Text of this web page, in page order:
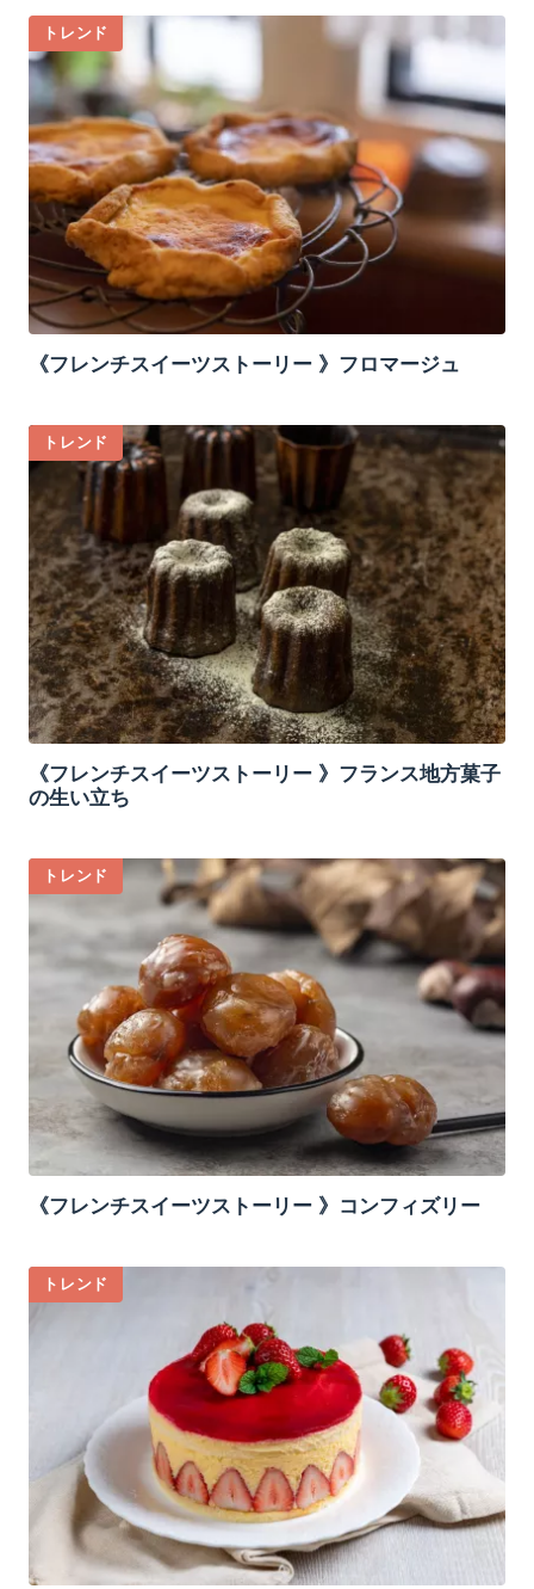
トレンド
《フレンチスイーツストーリー 》フロマージュ
トレンド
《フレンチスイーツストーリー 》フランス地方菓子
の生い立ち
トレンド
《フレンチスイーツストーリー 》コンフィズリー
トレンド